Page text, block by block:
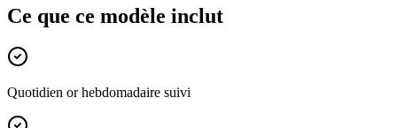
Ce que ce modèle inclut
Quotidien or hebdomadaire suivi